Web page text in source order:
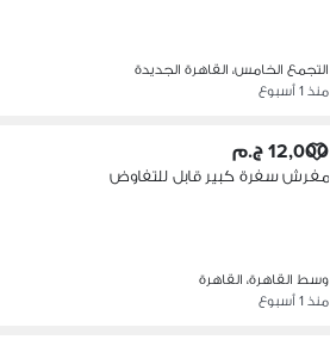
التجمع الخامس، القاهرة الجديدة
منذ 1 أسبوع
12,000 ج.م
مفرش سفرة كبير قابل للتفاوض
وسط القاهرة، القاهرة
منذ 1 أسبوع